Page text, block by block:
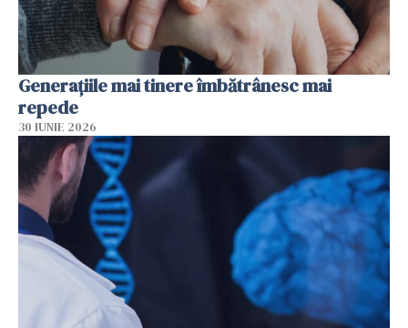
Generațiile mai tinere îmbătrânesc mai
repede
30 IUNIE 2026